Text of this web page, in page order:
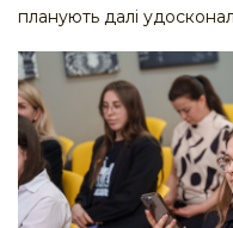
планують далі